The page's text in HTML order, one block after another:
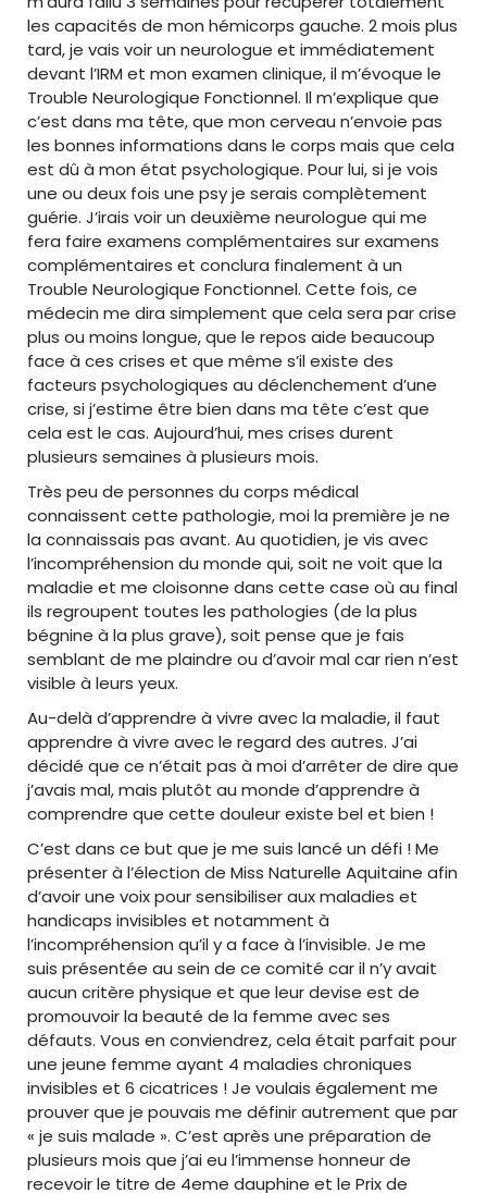
les capacités de mon hémicorps gauche. 2 mois plus
tard, je vais voir un neurologue et immédiatement
devant l’IRM et mon examen clinique, il m’évoque le
Trouble Neurologique Fonctionnel. Il m’explique que
c’est dans ma tête, que mon cerveau n’envoie pas
les bonnes informations dans le corps mais que cela
est dû à mon état psychologique. Pour lui, si je vois
une ou deux fois une psy je serais complètement
guérie. J’irais voir un deuxième neurologue qui me
fera faire examens complémentaires sur examens
complémentaires et conclura finalement à un
Trouble Neurologique Fonctionnel. Cette fois, ce
médecin me dira simplement que cela sera par crise
plus ou moins longue, que le repos aide beaucoup
face à ces crises et que même s’il existe des
facteurs psychologiques au déclenchement d’une
crise, si j’estime être bien dans ma tête c’est que
cela est le cas. Aujourd’hui, mes crises durent
plusieurs semaines à plusieurs mois.
Très peu de personnes du corps médical
connaissent cette pathologie, moi la première je ne
la connaissais pas avant. Au quotidien, je vis avec
l’incompréhension du monde qui, soit ne voit que la
maladie et me cloisonne dans cette case où au final
ils regroupent toutes les pathologies (de la plus
bégnine à la plus grave), soit pense que je fais
semblant de me plaindre ou d’avoir mal car rien n’est
visible à leurs yeux.
Au-delà d’apprendre à vivre avec la maladie, il faut
apprendre à vivre avec le regard des autres. J’ai
décidé que ce n’était pas à moi d’arrêter de dire que
j’avais mal, mais plutôt au monde d’apprendre à
comprendre que cette douleur existe bel et bien !
C’est dans ce but que je me suis lancé un défi ! Me
présenter à l’élection de Miss Naturelle Aquitaine afin
d’avoir une voix pour sensibiliser aux maladies et
handicaps invisibles et notamment à
l’incompréhension qu’il y a face à l’invisible. Je me
suis présentée au sein de ce comité car il n’y avait
aucun critère physique et que leur devise est de
promouvoir la beauté de la femme avec ses
défauts. Vous en conviendrez, cela était parfait pour
une jeune femme ayant 4 maladies chroniques
invisibles et 6 cicatrices ! Je voulais également me
prouver que je pouvais me définir autrement que par
« je suis malade ». C’est après une préparation de
plusieurs mois que j’ai eu l’immense honneur de
recevoir le titre de 4eme dauphine et le Prix de